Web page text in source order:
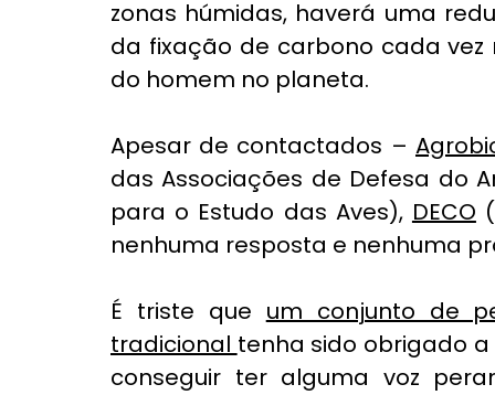
zonas húmidas, haverá uma
da fixação de carbono cada
do homem no planeta.
Apesar de contactados –
das Associações de Defesa do
para o Estudo das Aves), DECO
nenhuma resposta e nenhuma
É triste que um conjunto de
tradicional tenha sido obrigado
conseguir ter alguma voz